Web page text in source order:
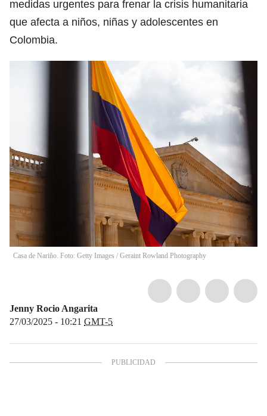
medidas urgentes para frenar la crisis humanitaria
que afecta a niños, niñas y adolescentes en
Colombia.
Casa de Nariño. Foto: Getty Images / Geraint Rowland Photography
Jenny Rocio Angarita
27/03/2025 - 10:21 GMT-5